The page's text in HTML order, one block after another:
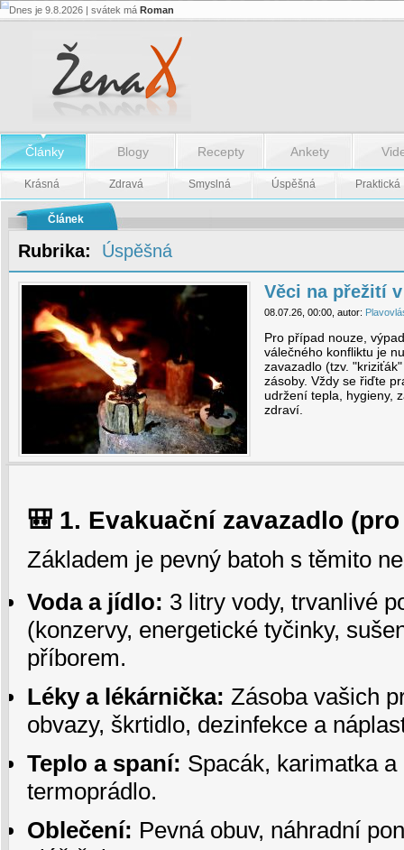
Věci
na
přežití
v
případě
Dnes je 9.8.2026 | svátek má Roman
Články Blogy Recepty Ankety
Krásná Zdravá Smyslná Úspěšná Praktická
Článek
Rubrika: Úspěšná
Věci na přežití
08.07.26, 00:00, autor:
Pro případ nouze,
válečného konfliktu je
zavazadlo (tzv.
zásoby. Vždy se řiďte
udržení tepla, hygieny,
zdraví.
🎒 1. Evakuační zavazadlo
Základem je pevný batoh s těmito
Voda a jídlo: 3 litry vody, trvanlivé
(konzervy, energetické tyčinky,
příborem.
Léky a lékárnička: Zásoba vašich
obvazy, škrtidlo, dezinfekce a
Teplo a spaní: Spacák, karimatka
termoprádlo.
Oblečení: Pevná obuv, náhradní